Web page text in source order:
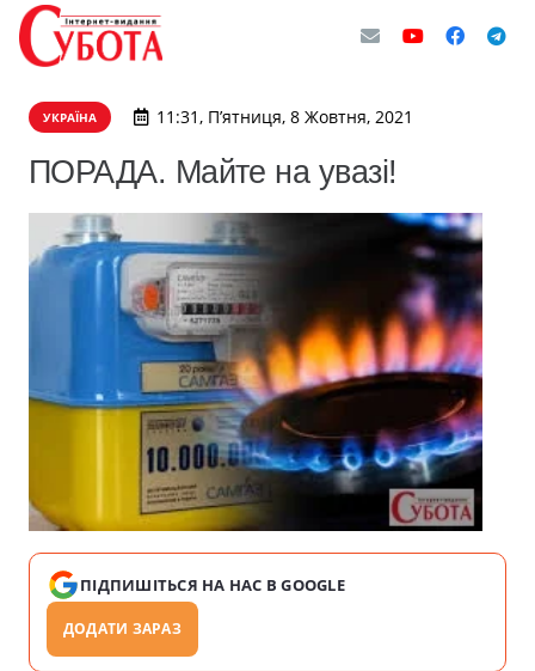
УКРАЇНА 11:31, П’ятниця, 8 Жовтня, 2021
ПОРАДА. Майте на увазі!
ПІДПИШІТЬСЯ НА НАС В GOOGLE
ДОДАТИ ЗАРАЗ